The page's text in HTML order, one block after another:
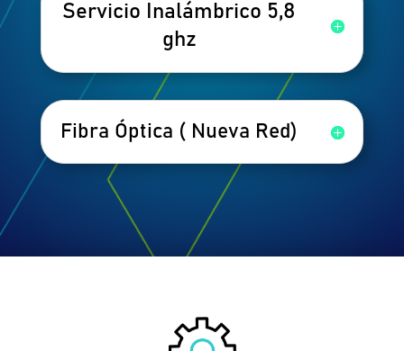
Servicio Inalámbrico 5,8
ghz
Fibra Óptica ( Nueva Red)